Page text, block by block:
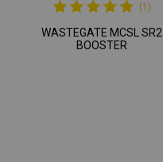
(1)
WASTEGATE MCSL SR2
BOOSTER